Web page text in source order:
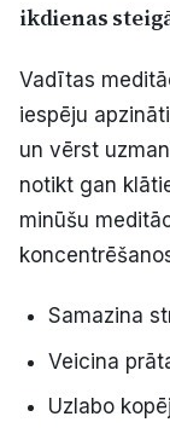
ikdienas
Vadītas
iespēju
un vērst
notikt gan
minūšu
Samazina
Veicina
Uzlabo